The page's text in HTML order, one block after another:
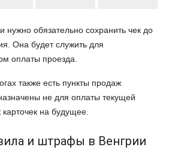
нужно обязательно сохранить чек до
Она будет служить для
оплаты проезда.
также есть пункты продаж
не для оплаты текущей
на будущее.
и штрафы в Венгрии